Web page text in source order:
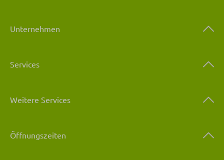
Unternehmen
Services
Weitere Services
Öffnungszeiten